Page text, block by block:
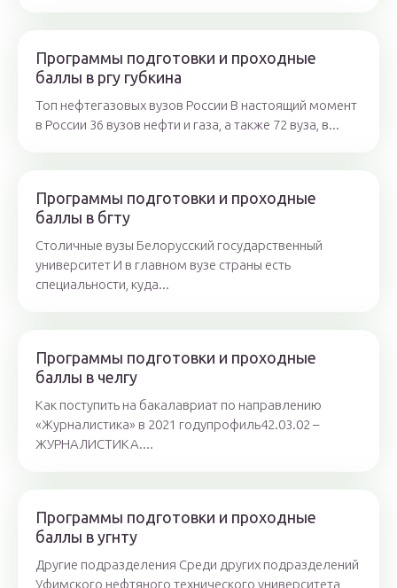
Программы подготовки и проходные
баллы в ргу губкина
Топ нефтегазовых вузов России В настоящий момент
в России 36 вузов нефти и газа, а также 72 вуза, в...
Программы подготовки и проходные
баллы в бгту
Столичные вузы Белорусский государственный
университет И в главном вузе страны есть
специальности, куда...
Программы подготовки и проходные
баллы в челгу
Как поступить на бакалавриат по направлению
«Журналистика» в 2021 году ​​профиль ​42.03.02 –
ЖУРНАЛИСТИКА....
Программы подготовки и проходные
баллы в угнту
Другие подразделения Среди других подразделений
Уфимского нефтяного технического университета